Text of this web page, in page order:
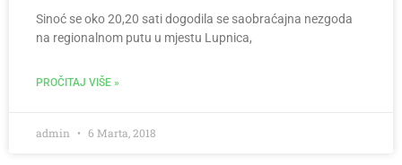
Sinoć se oko 20,20 sati dogodila se saobraćajna nezgoda
na regionalnom putu u mjestu Lupnica,
PROČITAJ VIŠE »
admin 6 Marta, 2018